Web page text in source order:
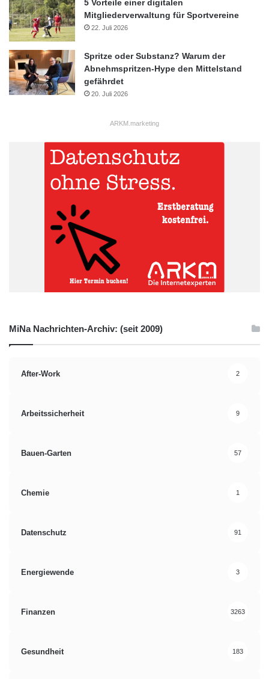
5 Vorteile einer digitalen
Mitgliederverwaltung für Sportvereine
22. Juli 2026
Spritze oder Substanz? Warum der
Abnehmspritzen-Hype den Mittelstand
gefährdet
20. Juli 2026
ARKM.marketing
MiNa Nachrichten-Archiv: (seit 2009)
After-Work 2
Arbeitssicherheit 9
Bauen-Garten 57
Chemie 1
Datenschutz 91
Energiewende 3
Finanzen 3263
Gesundheit 183